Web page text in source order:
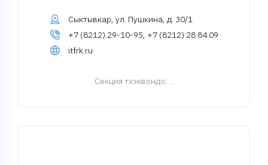
Сыктывкар, ул. Пушкина, д. 30/1
+7 (8212) 29-10-95, +7 (8212) 28 84 09
itfrk.ru
Cекция тхэквондо; ...